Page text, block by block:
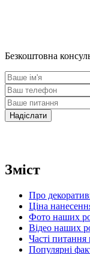
Безкоштовна
Зміст
Про
Ціна
Фото наших
Відео наших
Часті
Популярні